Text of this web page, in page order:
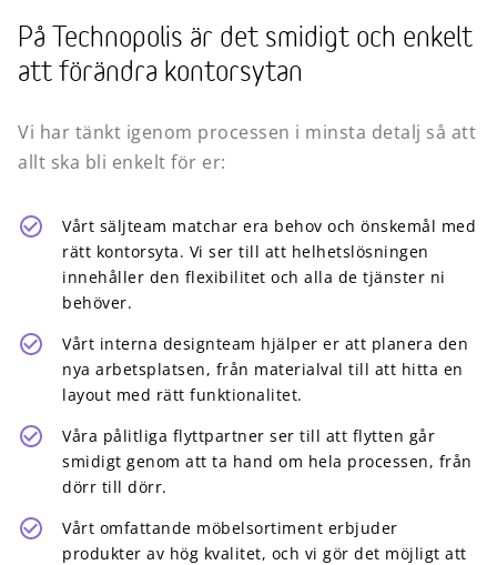
På Technopolis är det smidigt och enkelt
att förändra kontorsytan
Vi har tänkt igenom processen i minsta detalj så att
allt ska bli enkelt för er:
Vårt säljteam matchar era behov och önskemål med
rätt kontorsyta. Vi ser till att helhetslösningen
innehåller den flexibilitet och alla de tjänster ni
behöver.
Vårt interna designteam hjälper er att planera den
nya arbetsplatsen, från materialval till att hitta en
layout med rätt funktionalitet.
Våra pålitliga flyttpartner ser till att flytten går
smidigt genom att ta hand om hela processen, från
dörr till dörr.
Vårt omfattande möbelsortiment erbjuder
produkter av hög kvalitet, och vi gör det möjligt att